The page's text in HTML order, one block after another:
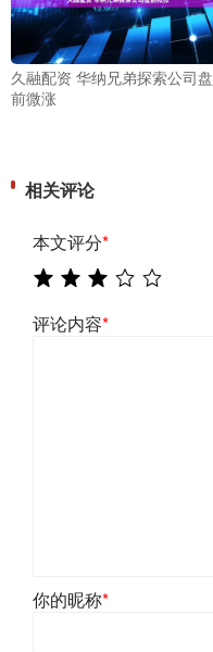
久融配资 华纳兄弟探索公司盘
前微涨
相关评论
本文评分*
评论内容*
你的昵称*